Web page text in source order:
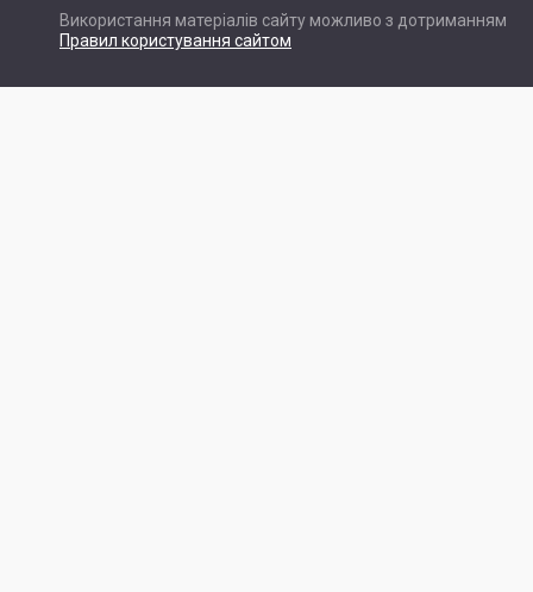
Використання матеріалів сайту можливо з дотриманням
Правил користування сайтом